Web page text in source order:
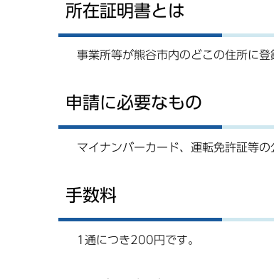
所在証明書とは
事業所等が熊谷市内のどこの住所に登
申請に必要なもの
マイナンバーカード、運転免許証等の
手数料
1通につき200円です。